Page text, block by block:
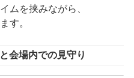
ムを挟みながら、
す。
会場内での見守り